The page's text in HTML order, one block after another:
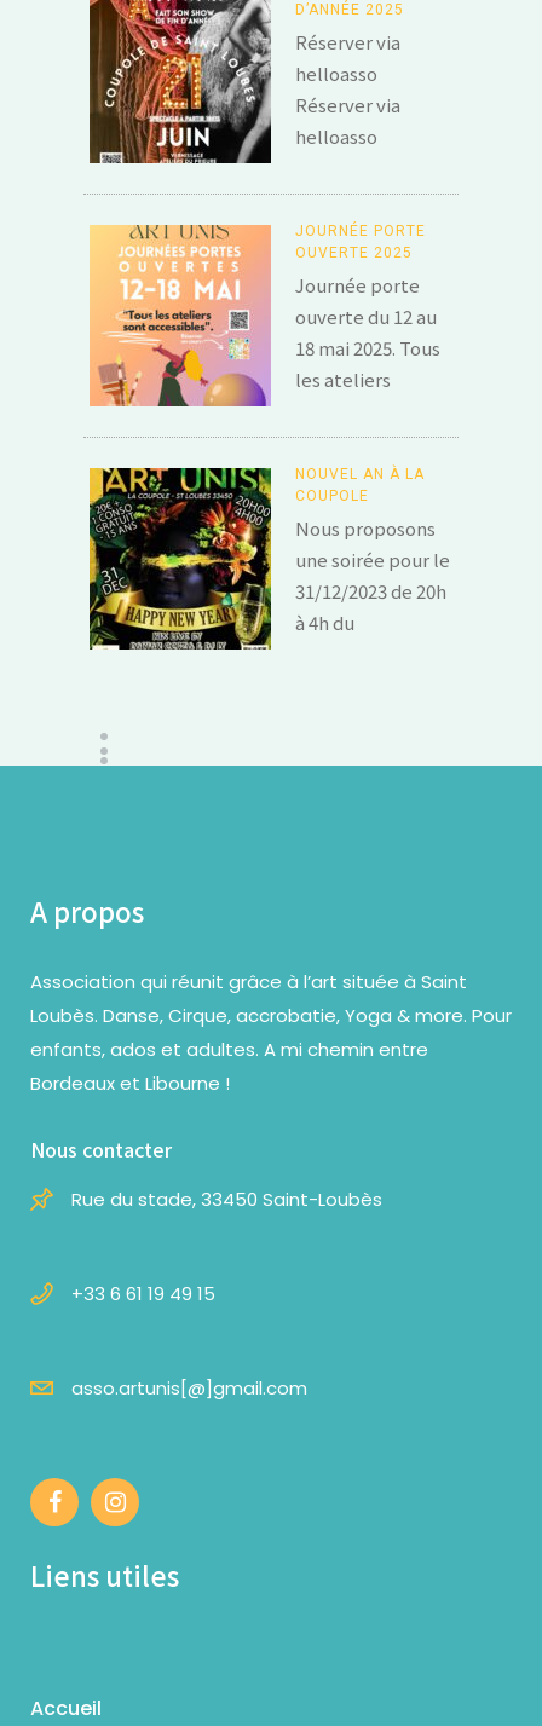
D’ANNÉE 2025
Réserver via
helloasso
Réserver via
helloasso
JOURNÉE PORTE
OUVERTE 2025
Journée porte
ouverte du 12 au
18 mai 2025. Tous
les ateliers
NOUVEL AN À LA
COUPOLE
Nous proposons
une soirée pour le
31/12/2023 de 20h
à 4h du
A propos
Association qui réunit grâce à l’art située à Saint
Loubès. Danse, Cirque, accrobatie, Yoga & more. Pour
enfants, ados et adultes. A mi chemin entre
Bordeaux et Libourne !
Nous contacter
Rue du stade, 33450 Saint-Loubès
+33 6 61 19 49 15
asso.artunis[@]gmail.com
Liens utiles
Accueil